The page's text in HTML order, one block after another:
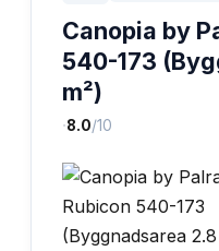
Canopia by
540-173
m²)
·8.0/10